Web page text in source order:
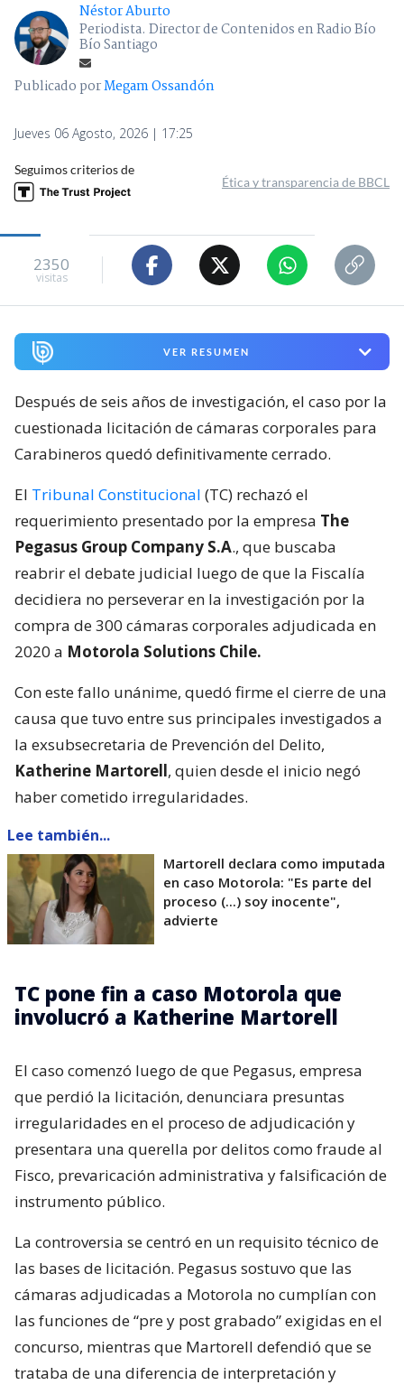
Néstor Aburto
Periodista. Director de Contenidos en Radio Bío
Bío Santiago
Publicado porMegam Ossandón
Jueves 06 Agosto, 2026 | 17:25
Seguimos criterios de
Ética y transparencia de BBCL
2350
visitas
VER RESUMEN
Después de seis años de investigación, el caso por la
cuestionada licitación de cámaras corporales para
Carabineros quedó definitivamente cerrado.
El Tribunal Constitucional (TC) rechazó el
requerimiento presentado por la empresa The
Pegasus Group Company S.A., que buscaba
reabrir el debate judicial luego de que la Fiscalía
decidiera no perseverar en la investigación por la
compra de 300 cámaras corporales adjudicada en
2020 a Motorola Solutions Chile.
Con este fallo unánime, quedó firme el cierre de una
causa que tuvo entre sus principales investigados a
la exsubsecretaria de Prevención del Delito,
Katherine Martorell, quien desde el inicio negó
haber cometido irregularidades.
Lee también...
Martorell declara como imputada
en caso Motorola: "Es parte del
proceso (...) soy inocente",
advierte
TC pone fin a caso Motorola que
involucró a Katherine Martorell
El caso comenzó luego de que Pegasus, empresa
que perdió la licitación, denunciara presuntas
irregularidades en el proceso de adjudicación y
presentara una querella por delitos como fraude al
Fisco, prevaricación administrativa y falsificación de
instrumento público.
La controversia se centró en un requisito técnico de
las bases de licitación. Pegasus sostuvo que las
cámaras adjudicadas a Motorola no cumplían con
las funciones de “pre y post grabado” exigidas en el
concurso, mientras que Martorell defendió que se
trataba de una diferencia de interpretación y